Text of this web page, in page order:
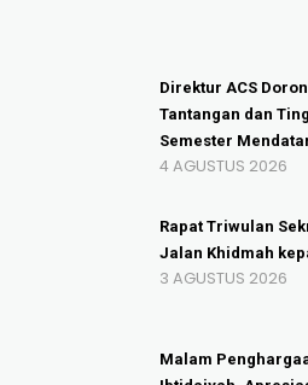
Direktur ACS
Tantangan dan
Semester
4 AGUSTUS 2026
Rapat Triwulan
Jalan Khidmah
3 AGUSTUS 2026
Malam